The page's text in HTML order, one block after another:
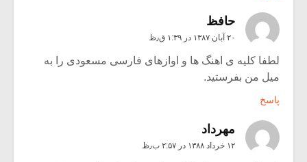
حافظ
۲۰ آبان ۱۳۸۷ در ۱:۳۹ ق٫ظ
لطفا کلیه ی اهنگ ها و اوازهای فارسی مسعودی را به
میل من بفرستید.
پاسخ
مهرداد
۱۲ خرداد ۱۳۸۸ در ۲:۵۷ ب٫ظ